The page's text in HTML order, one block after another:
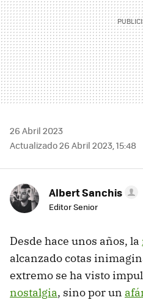
26 Abril 2023
Actualizado 26 Abril 2023, 15:48
Albert Sanchis
Editor Senior
Desde hace unos años, la
alcanzado cotas
extremo se ha visto
nostalgia, sino por un